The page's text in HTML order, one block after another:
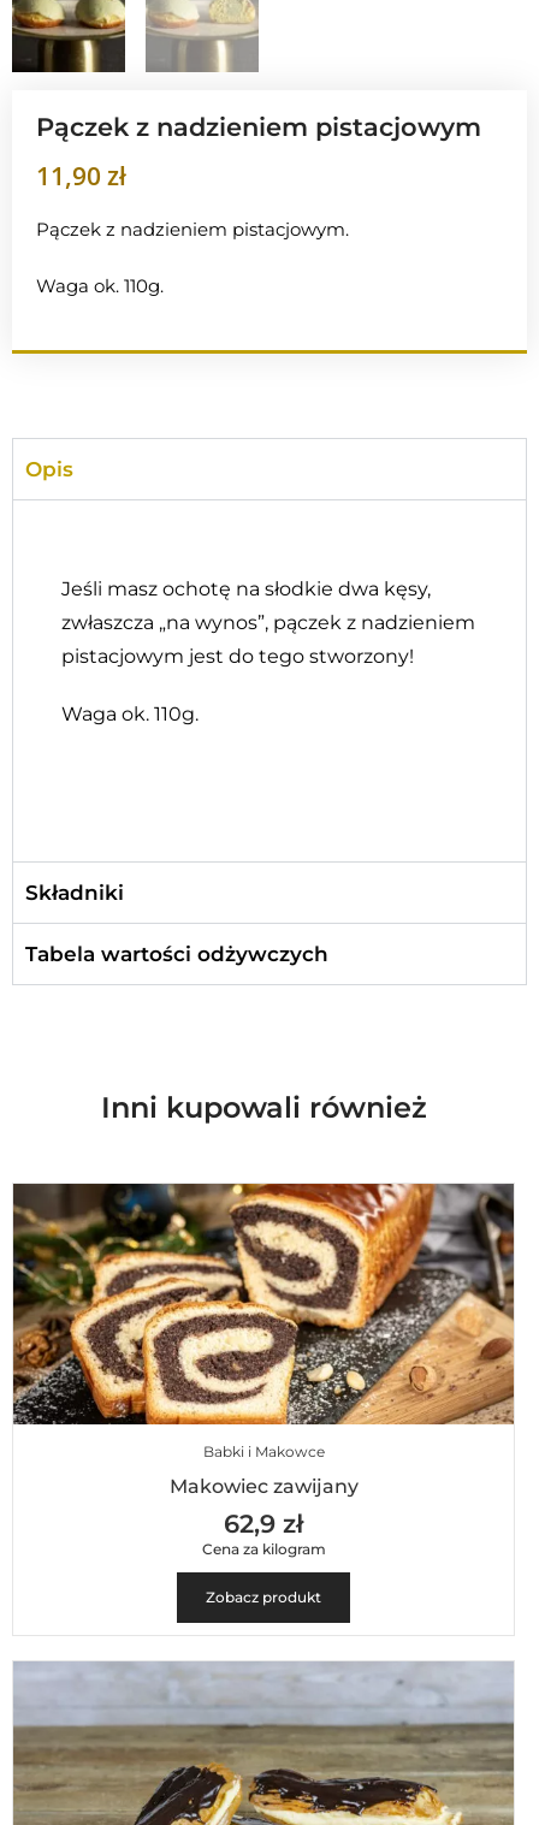
Pączek z nadzieniem pistacjowym
11,90 zł
Pączek z nadzieniem pistacjowym.
Waga ok. 110g.
Opis
Jeśli masz ochotę na słodkie dwa kęsy,
zwłaszcza „na wynos”, pączek z nadzieniem
pistacjowym jest do tego stworzony!
Waga ok. 110g.
Składniki
Tabela wartości odżywczych
Inni kupowali również
Babki i Makowce
Makowiec zawijany
62,9 zł
Cena za kilogram
Zobacz produkt